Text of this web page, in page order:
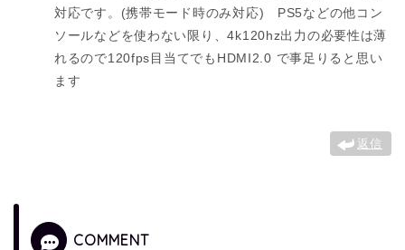
対応です。(携帯モード時のみ対応) PS5などの他コン
ソールなどを使わない限り、4k120hz出力の必要性は薄
れるので120fps目当てでもHDMI2.0 で事足りると思い
ます
返信
COMMENT